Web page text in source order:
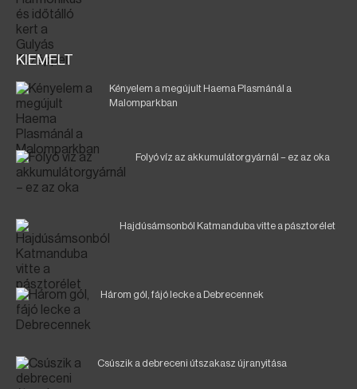
KIEMELT
Kényelem a megújult Haema Plasmánál a
Malomparkban
Folyó víz az akkumulátorgyárnál – ez az oka
Hajdúsámsonból Katmanduba vitte a pásztorélet
Három gól, fájó lecke a Debrecennek
Csúszik a debreceni útszakasz újranyitása